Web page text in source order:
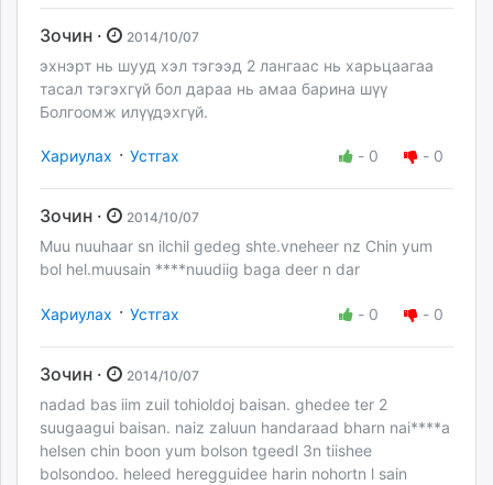
Зочин · 2014/10/07
эхнэрт нь шууд хэл тэгээд 2 лангаас нь харьцаагаа
тасал тэгэхгүй бол дараа нь амаа барина шүү
Болгоомж илүүдэхгүй.
Хариулах · Устгах - 0 - 0
Зочин · 2014/10/07
Muu nuuhaar sn ilchil gedeg shte.vneheer nz Chin yum
bol hel.muusain ****nuudiig baga deer n dar
Хариулах · Устгах - 0 - 0
Зочин · 2014/10/07
nadad bas iim zuil tohioldoj baisan. ghedee ter 2
suugaagui baisan. naiz zaluun handaraad bharn nai****a
helsen chin boon yum bolson tgeedl 3n tiishee
bolsondoo. heleed heregguidee harin nohortn l sain